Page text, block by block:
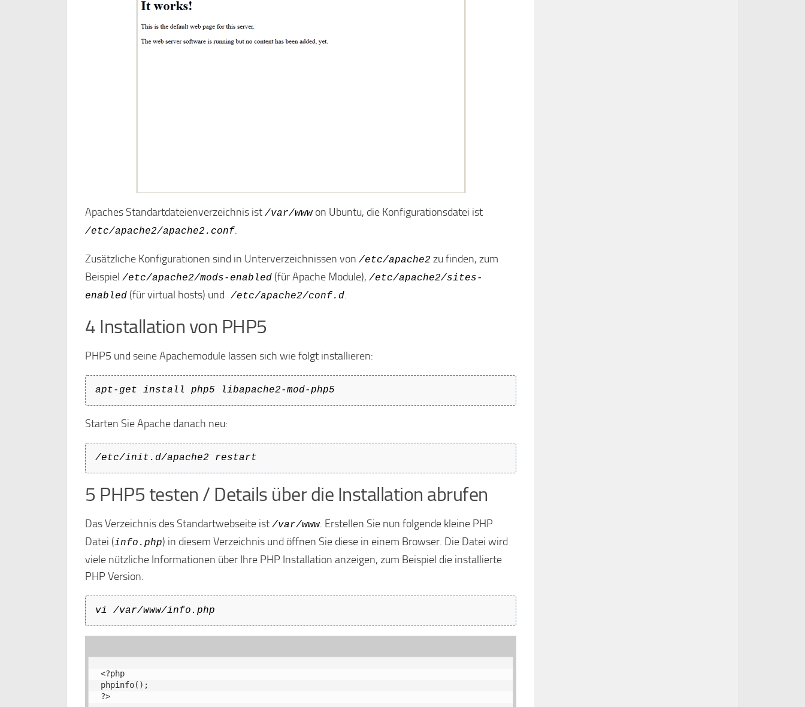
Apaches Standartdateienverzeichnis ist /var/wwwon Ubuntu, die Konfigurationsdatei ist
/etc/apache2/apache2.conf.
Zusätzliche Konfigurationen sind in Unterverzeichnissen von /etc/apache2 zu finden, zum
Beispiel /etc/apache2/mods-enabled (für Apache Module), /etc/apache2/sites-
enabled (für virtual hosts) und /etc/apache2/conf.d.
4 Installation von PHP5
PHP5 und seine Apachemodule lassen sich wie folgt installieren:
apt-get install php5 libapache2-mod-php5
Starten Sie Apache danach neu:
/etc/init.d/apache2 restart
5 PHP5 testen / Details über die Installation abrufen
Das Verzeichnis des Standartwebseite ist /var/www. Erstellen Sie nun folgende kleine PHP
Datei (info.php) in diesem Verzeichnis und öffnen Sie diese in einem Browser. Die Datei wird
viele nützliche Informationen über Ihre PHP Installation anzeigen, zum Beispiel die installierte
PHP Version.
vi /var/www/info.php
<?php
phpinfo();
?>